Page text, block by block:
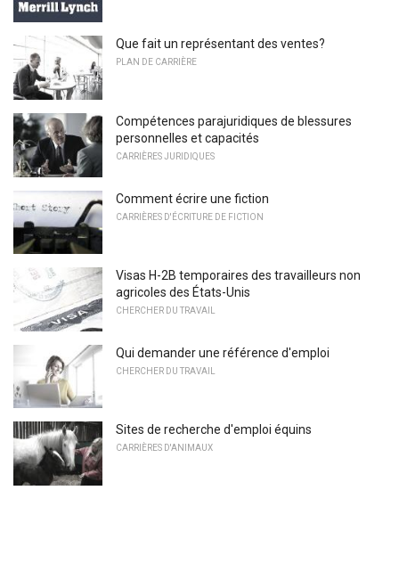
Que fait un représentant des ventes?
PLAN DE CARRIÈRE
Compétences parajuridiques de blessures
personnelles et capacités
CARRIÈRES JURIDIQUES
Comment écrire une fiction
CARRIÈRES D'ÉCRITURE DE FICTION
Visas H-2B temporaires des travailleurs non
agricoles des États-Unis
CHERCHER DU TRAVAIL
Qui demander une référence d'emploi
CHERCHER DU TRAVAIL
Sites de recherche d'emploi équins
CARRIÈRES D'ANIMAUX